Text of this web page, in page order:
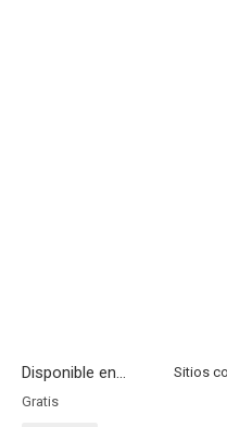
Disponible en...
Gratis